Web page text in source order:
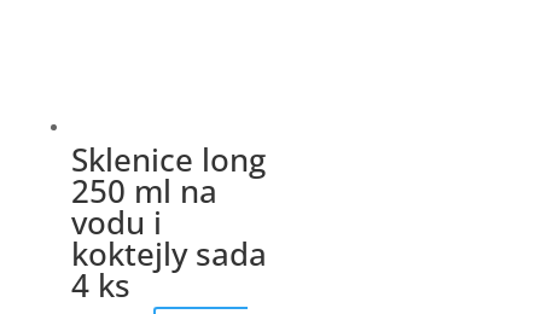
Sklenice long
250 ml na
vodu i
koktejly sada
4 ks